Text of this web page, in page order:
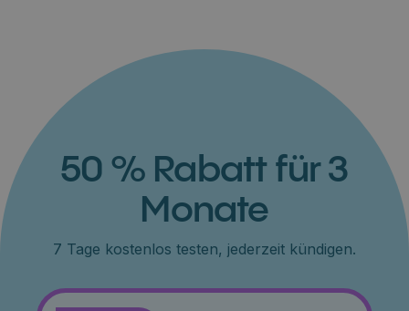
50 % Rabatt für 3
Monate
7 Tage kostenlos testen, jederzeit kündigen.